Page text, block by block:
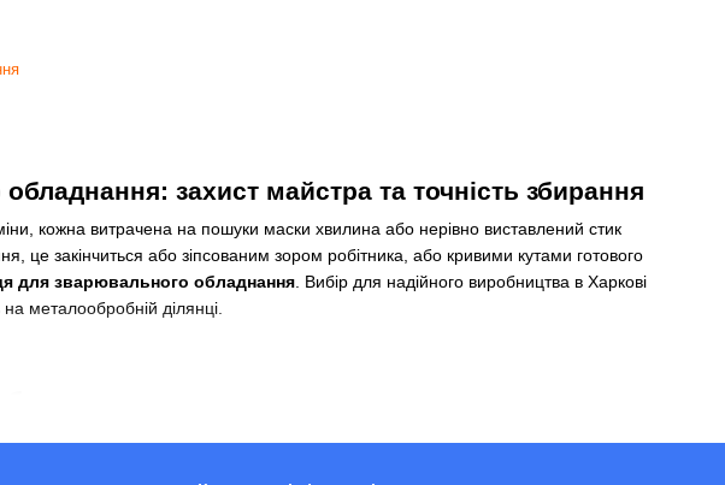
захист майстра та точність збирання
кожна витрачена на пошуки маски хвилина або нерівно виставлений стик
це закінчиться або зіпсованим зором робітника, або кривими кутами готового
для зварювального обладнання. Вибір для надійного виробництва в Харкові
металообробній ділянці.